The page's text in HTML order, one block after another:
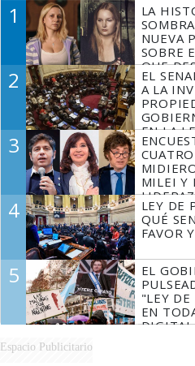
1
LA
NUEVA
SOBRE
QUE
MARIDO
2
EL
A LA
EN LA
FUEGO
3
MILEI Y
4
LEY DE
QUÉ
FAVOR
5
EL
"LEY DE
EN
DIGITAL
Espacio Publicitario